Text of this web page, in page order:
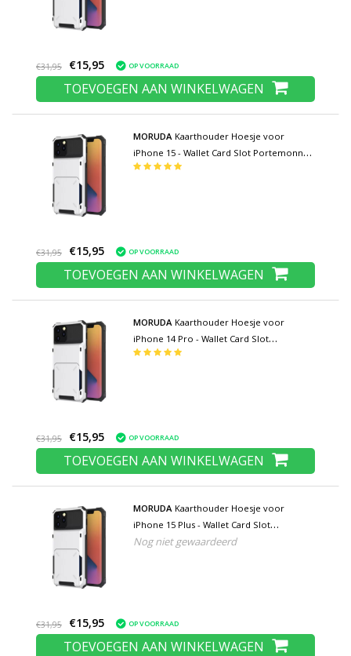
€31,95 €15,95 OP VOORRAAD
TOEVOEGEN AAN WINKELWAGEN
MORUDA Kaarthouder Hoesje voor
iPhone 15 - Wallet Card Slot Portemonnee
Flip Cover Case - Wit
€31,95 €15,95 OP VOORRAAD
TOEVOEGEN AAN WINKELWAGEN
MORUDA Kaarthouder Hoesje voor
iPhone 14 Pro - Wallet Card Slot
Portemonnee Flip Cover Case - Wit
€31,95 €15,95 OP VOORRAAD
TOEVOEGEN AAN WINKELWAGEN
MORUDA Kaarthouder Hoesje voor
iPhone 15 Plus - Wallet Card Slot
Portemonnee Flip Cover Case - Wit
Nog niet gewaardeerd
€31,95 €15,95 OP VOORRAAD
TOEVOEGEN AAN WINKELWAGEN